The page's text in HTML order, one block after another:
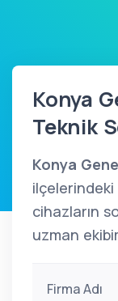
Konya
Teknik
Konya
ilçelerindeki
cihazların
uzman
Firma Adı